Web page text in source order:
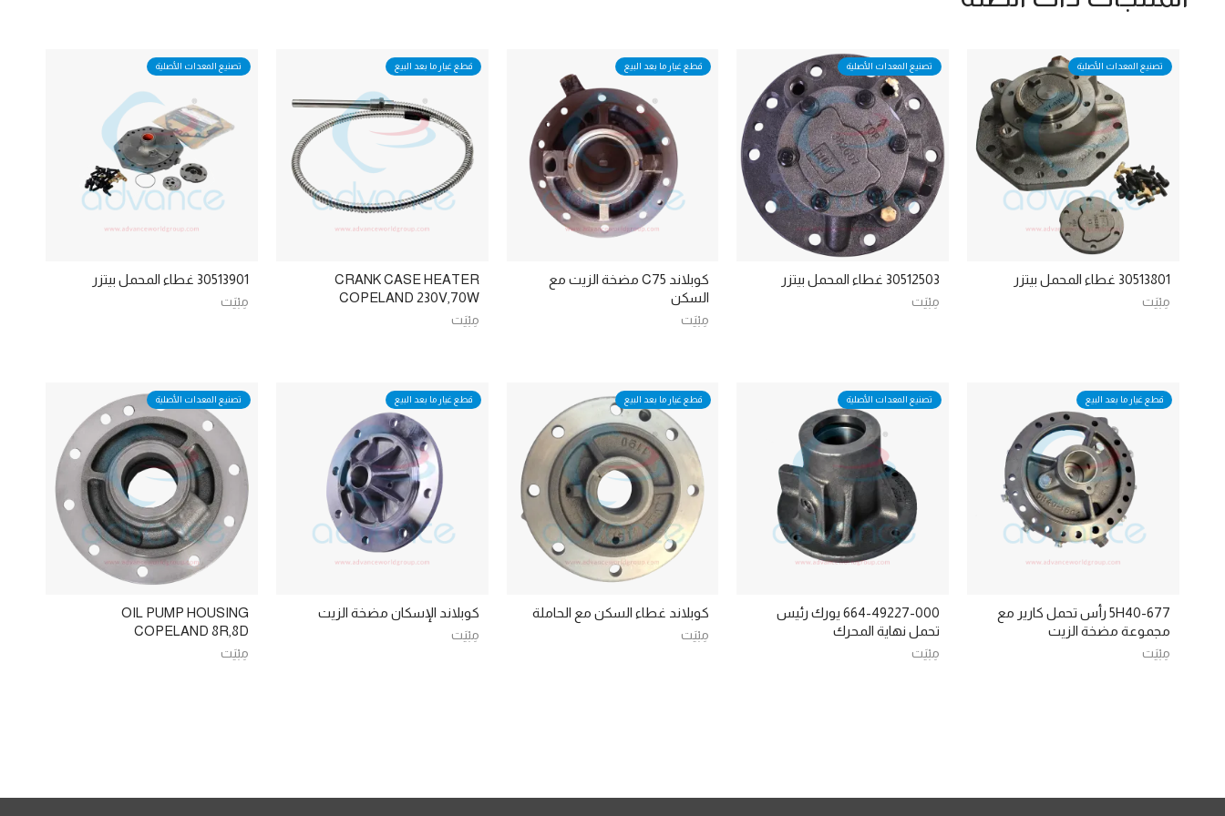
تصنيع المعدات الأصلية
30513801 غطاء المحمل بيتزر
مِبْيَت
تصنيع المعدات الأصلية
30512503 غطاء المحمل بيتزر
مِبْيَت
قطع غيار ما بعد البيع
كوبلاند C75 مضخة الزيت مع
السكن
مِبْيَت
قطع غيار ما بعد البيع
CRANK CASE HEATER
COPELAND 230V,70W
مِبْيَت
تصنيع المعدات الأصلية
30513901 غطاء المحمل بيتزر
مِبْيَت
قطع غيار ما بعد البيع
5H40-677 رأس تحمل كارير مع
مجموعة مضخة الزيت
مِبْيَت
تصنيع المعدات الأصلية
664-49227-000 يورك رئيس
تحمل نهاية المحرك
مِبْيَت
قطع غيار ما بعد البيع
كوبلاند غطاء السكن مع الحاملة
مِبْيَت
قطع غيار ما بعد البيع
كوبلاند الإسكان مضخة الزيت
مِبْيَت
تصنيع المعدات الأصلية
OIL PUMP HOUSING
COPELAND 8R,8D
مِبْيَت